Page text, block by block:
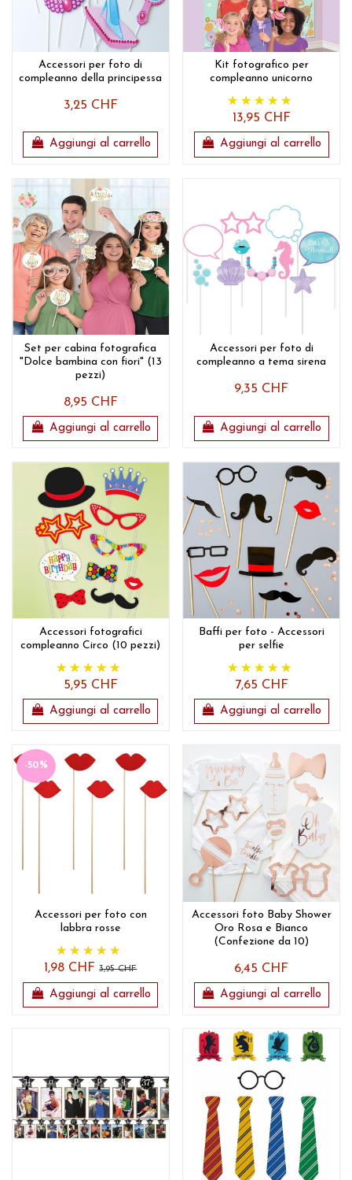
Accessori per foto di
compleanno della principessa
3,25 CHF
Aggiungi al carrello
Kit fotografico per
compleanno unicorno
13,95 CHF
Aggiungi al carrello
Set per cabina fotografica
"Dolce bambina con fiori" (13
pezzi)
8,95 CHF
Aggiungi al carrello
Accessori per foto di
compleanno a tema sirena
9,35 CHF
Aggiungi al carrello
Accessori fotografici
compleanno Circo (10 pezzi)
5,95 CHF
Aggiungi al carrello
Baffi per foto - Accessori
per selfie
7,65 CHF
Aggiungi al carrello
-50%
Accessori per foto con
labbra rosse
1,98 CHF3,95 CHF
Aggiungi al carrello
Accessori foto Baby Shower
Oro Rosa e Bianco
(Confezione da 10)
6,45 CHF
Aggiungi al carrello